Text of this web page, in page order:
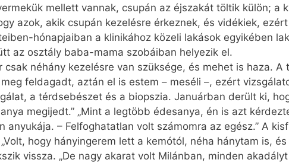
mellett vannak, csupán az éjszakát töltik külön; a
azok, akik csupán kezelésre érkeznek, és vidékiek,
hónapjaiban a klinikához közeli lakások egyikében
az osztály baba-mama szobáiban helyezik el.
csak néhány kezelésre van szüksége, és mehet is haza.
feldagadt, aztán el is estem – meséli –, ezért
a térdsebészet és a biopszia. Januárban derült ki,
megijedt.” „Mint a legtöbb édesanya, én is azt
anyukája. – Felfoghatatlan volt számomra az egész.” A
hogy hányingerem lett a kemótól, néha hánytam is,
vissza. „De nagy akarat volt Milánban, minden